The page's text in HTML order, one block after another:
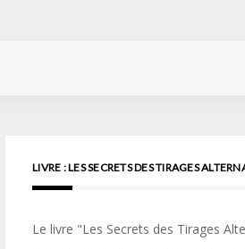
LIVRE : LES SECRETS DES TIRAGES
Le livre "Les Secrets des Tirages